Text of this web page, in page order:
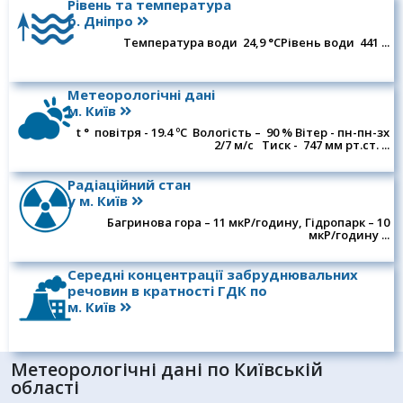
Рівень та температура
р. Дніпро
Температура води 24,9 °СРівень води 441 ...
Метеорологічні дані
м. Київ
t ° повітря - 19.4 ºC Вологість – 90 % Вітер - пн-пн-зх
2/7 м/c Тиск - 747 мм рт.ст. ...
Радіаційний стан
у м. Київ
Багринова гора – 11 мкР/годину, Гідропарк – 10
мкР/годину ...
Середні концентрації забруднювальних
речовин в кратності ГДК по
м. Київ
Метеорологічні дані по Київській
області